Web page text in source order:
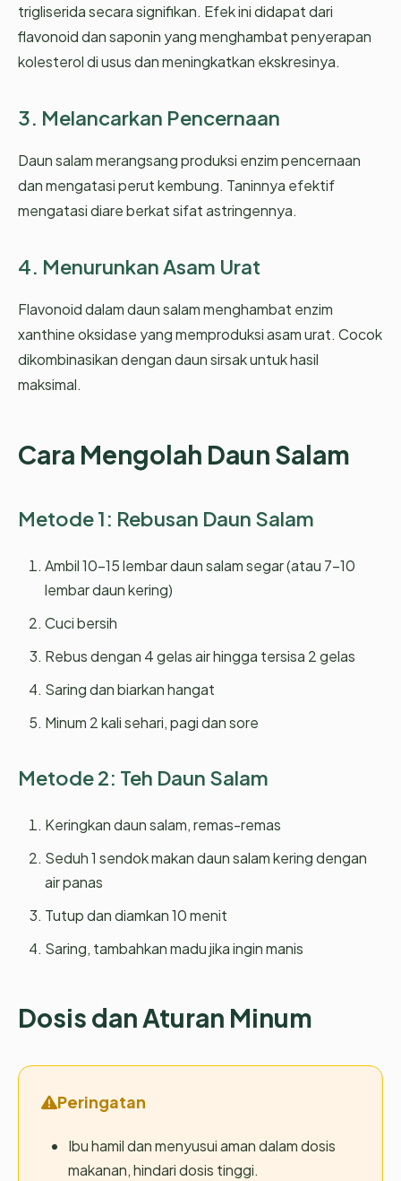
trigliserida secara signifikan. Efek ini didapat dari
flavonoid dan saponin yang menghambat penyerapan
kolesterol di usus dan meningkatkan ekskresinya.
3. Melancarkan Pencernaan
Daun salam merangsang produksi enzim pencernaan
dan mengatasi perut kembung. Taninnya efektif
mengatasi diare berkat sifat astringennya.
4. Menurunkan Asam Urat
Flavonoid dalam daun salam menghambat enzim
xanthine oksidase yang memproduksi asam urat. Cocok
dikombinasikan dengan daun sirsak untuk hasil
maksimal.
Cara Mengolah Daun Salam
Metode 1: Rebusan Daun Salam
Ambil 10-15 lembar daun salam segar (atau 7-10
lembar daun kering)
Cuci bersih
Rebus dengan 4 gelas air hingga tersisa 2 gelas
Saring dan biarkan hangat
Minum 2 kali sehari, pagi dan sore
Metode 2: Teh Daun Salam
Keringkan daun salam, remas-remas
Seduh 1 sendok makan daun salam kering dengan
air panas
Tutup dan diamkan 10 menit
Saring, tambahkan madu jika ingin manis
Dosis dan Aturan Minum
Peringatan
Ibu hamil dan menyusui aman dalam dosis
makanan, hindari dosis tinggi.